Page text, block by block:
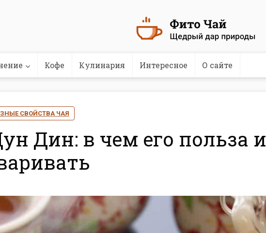
Кофе Кулинария Интересное О сайте
СВОЙСТВА ЧАЯ
Дин: в чем его польза и